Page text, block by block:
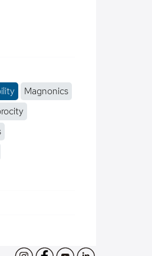
Magnonics